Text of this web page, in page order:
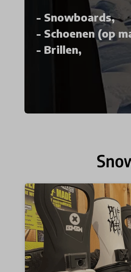
Snowboards,
Schoenen (op
Brillen,